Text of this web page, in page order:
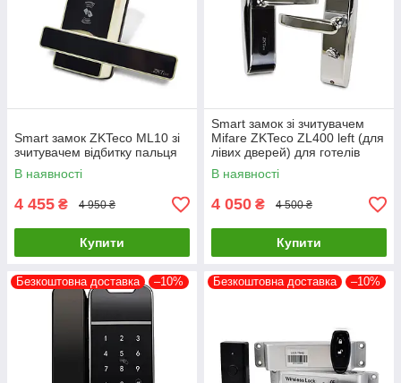
Smart замок ZKTeco ML10 зі
зчитувачем відбитку пальця
В наявності
4 455 ₴ 4 950 ₴
Купити
Smart замок зі зчитувачем
Mifare ZKTeco ZL400 left (для
лівих дверей) для готелів
В наявності
4 050 ₴ 4 500 ₴
Купити
Безкоштовна доставка –10% Безкоштовна доставка –10%